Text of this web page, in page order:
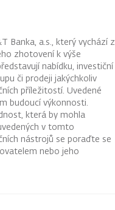
Banka, a.s., který vychází z
zhotovení k výše
nabídku, investiční
či prodeji jakýchkoliv
příležitostí. Uvedené
budoucí výkonnosti.
která by mohla
v tomto
nástrojů se poraďte se
nebo jeho